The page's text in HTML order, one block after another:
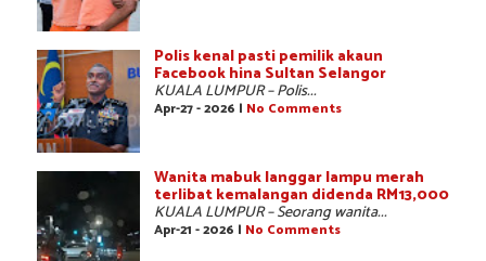
Polis kenal pasti pemilik akaun
Facebook hina Sultan Selangor
KUALA LUMPUR – Polis...
Apr-27 - 2026 | No Comments
Wanita mabuk langgar lampu merah
terlibat kemalangan didenda RM13,000
KUALA LUMPUR – Seorang wanita...
Apr-21 - 2026 | No Comments